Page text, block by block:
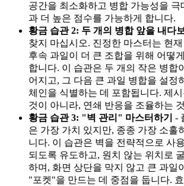
공간을 최소화하고 병합 가능성을 극
과 더 높은 점수를 가능하게 합니다.
황금 습관 2: 두 개의 병합 앞을 내다
찾지 마십시오. 진정한 마스터는 현
후속 과일이 더 큰 조합을 위해 어떻
합니다. 이 습관은 두 개의 작은 병합
어지고, 그 다음 큰 과일 병합을 설정
체인을 식별하는 데 포함됩니다. 제
것이 아니라, 연쇄 반응을 조율하는
황금 습관 3: "벽 관리" 마스터하기 -
은 가장 가치 있지만, 종종 가장 소홀
니다. 이 습관은 벽을 전략적으로 사
되도록 유도하고, 원치 않는 위치로
하며, 화면 상단을 막지 않고 큰 과일
"포켓"을 만드는 데 중점을 둡니다.